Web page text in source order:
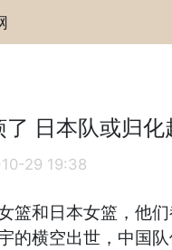
日本队或归化
29 19:38
篮和日本女篮，他
的横空出世，中国